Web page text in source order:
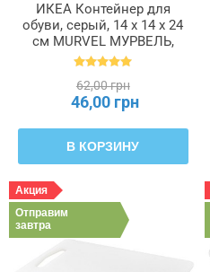
ИКЕА Контейнер для
обуви, серый, 14 x 14 x 24
см MURVEL МУРВЕЛЬ,
204.348.32
62,00 грн
46,00 грн
В КОРЗИНУ
Акция
Отправим
завтра